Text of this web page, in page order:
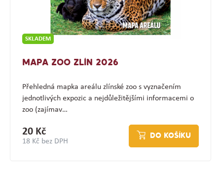
SKLADEM
MAPA ZOO ZLÍN 2026
Přehledná mapka areálu zlínské zoo s vyznačením
jednotlivých expozic a nejdůležitějšími informacemi o
zoo (zajímav…
20 Kč
18 Kč bez DPH
DO KOŠÍKU